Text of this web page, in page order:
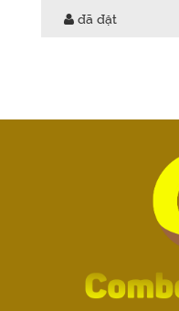
đã đặt